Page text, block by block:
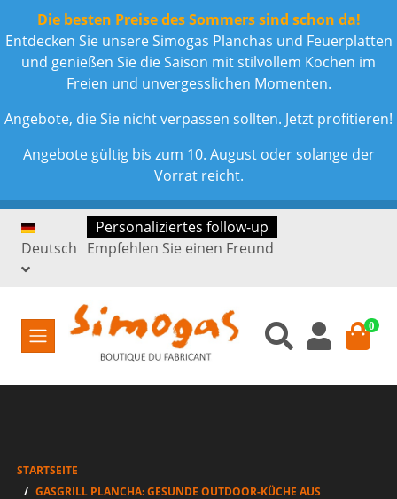
Die besten Preise des Sommers sind schon da!
Entdecken Sie unsere Simogas Planchas und Feuerplatten
und genießen Sie die Saison mit stilvollem Kochen im
Freien und unvergesslichen Momenten.
Angebote, die Sie nicht verpassen sollten. Jetzt profitieren!
Angebote gültig bis zum 10. August oder solange der
Vorrat reicht.
Deutsch
Personaliziertes follow-up
Empfehlen Sie einen Freund
0
STARTSEITE
GASGRILL PLANCHA: GESUNDE OUTDOOR-KÜCHE AUS